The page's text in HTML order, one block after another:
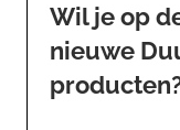
Wil je op
nieuwe